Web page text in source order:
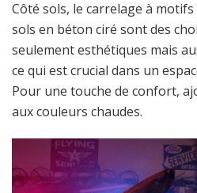
Côté sols, le carrelage à
sols en béton ciré sont des
seulement esthétiques mais
ce qui est crucial dans un
Pour une touche de confort,
aux couleurs chaudes.